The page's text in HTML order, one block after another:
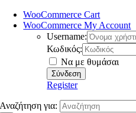
WooCommerce Cart
WooCommerce My Account
Username:
Κωδικός:
Να με θυμάσαι
Register
Αναζήτηση για: